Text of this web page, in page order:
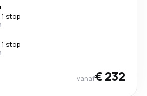
1 stop
1 stop
vanaf€ 232